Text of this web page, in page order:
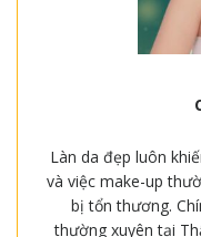
Làn da đẹp luôn
và việc make-up
bị tổn thương.
thường xuyên tại